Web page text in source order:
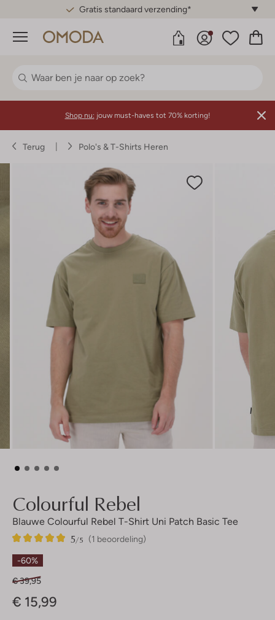
Gratis standaard verzending*
Menu
Shop nu: jouw must-haves tot 70% korting!
Terug Polo's & T-Shirts Heren
Colourful Rebel
Blauwe Colourful Rebel T-Shirt Uni Patch Basic Tee
(1 beoordeling)
5/5
1
5
Sterren
-60%
€ 39,95
€ 15,99